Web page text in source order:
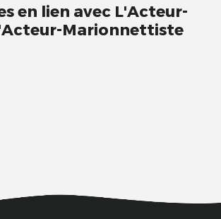
en lien avec L'Acteur-
Marionnettiste